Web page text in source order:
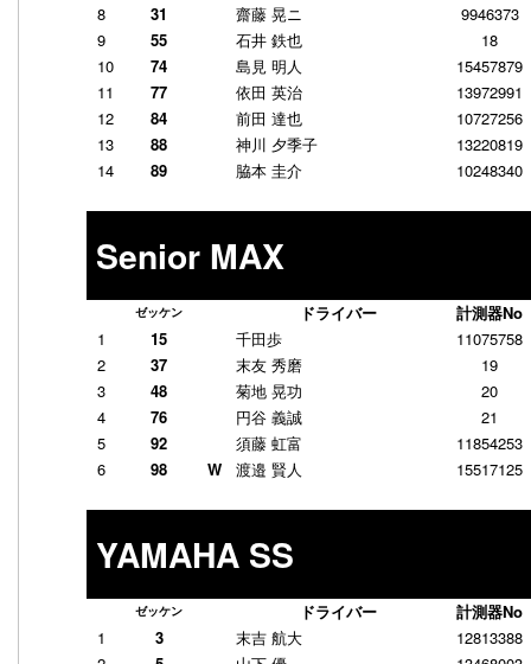
8
31 齋藤 晃ニ
9946373
9
55 石井 鉄也
18
10
74 島見 明人
15457879
11
77 依田 英治
13972991
12
84 前田 達也
10727256
13
88 神川 夕季子
13220819
14
89 脇本 圭介 10248340
Senior MAX
ゼッケン ドライバー
計測器No
1
15 千田歩
11075758
2
37 末友 秀磨
19
3
48 菊地 晃功
20
4
76 円谷 義誠
21
5
92 須藤 虹富
11854253
6
98 W 渡邉 賢人 15517125
YAMAHA SS
ゼッケン ドライバー
計測器No
1
3 末吉 航大
12813388